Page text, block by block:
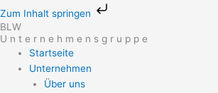
Zum Inhalt springen
Inhalt
springen
BLW
U n t e r n e h m e n s g r u p p e
Startseite
Unternehmen
Über uns